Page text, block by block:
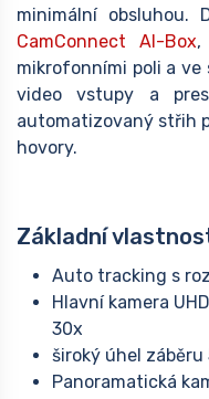
minimální obsluhou.
CamConnect AI-Box,
mikrofonními poli a ve
video vstupy a
automatizovaný střih
hovory.
Základní
Auto tracking s
Hlavní kamera
30x
široký úhel záběru
Panoramatická